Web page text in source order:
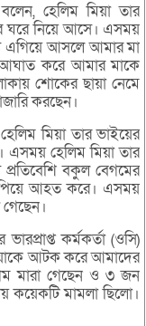
হেলিম মিয়া তার
ঘরে নিয়ে আসে। এসময়
এগিয়ে আসলে আমার মা
আঘাত করে আমার মাকে
শোকের ছায়া নেমে
করছেন।
মিয়া তার ভাইয়ের
এসময় হেলিম মিয়া তার
বকুল বেগমের
আহত করে। এসময়
কর্মকর্তা (ওসি)
আটক করে আমাদের
মারা গেছেন ও ৩ জন
কয়েকটি মামলা ছিলো।